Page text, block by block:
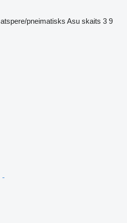
atspere/pneimatisks Asu skaits 3 9